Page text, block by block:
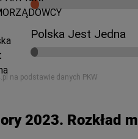
2023. Rozkład